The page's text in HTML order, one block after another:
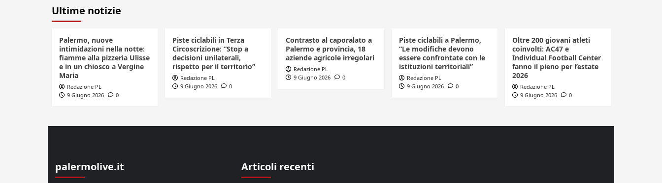
Ultime notizie
Palermo, nuove
intimidazioni nella notte:
fiamme alla pizzeria Ulisse
e in un chiosco a Vergine
Maria
Redazione PL
9 Giugno 2026
0
Piste ciclabili in Terza
Circoscrizione: “Stop a
decisioni unilaterali,
rispetto per il territorio”
Redazione PL
9 Giugno 2026
0
Contrasto al caporalato a
Palermo e provincia, 18
aziende agricole irregolari
Redazione PL
9 Giugno 2026
0
Piste ciclabili a Palermo,
“Le modifiche devono
essere confrontate con le
istituzioni territoriali”
Redazione PL
9 Giugno 2026
0
Oltre 200 giovani atleti
coinvolti: AC47 e
Individual Football Center
fanno il pieno per l’estate
2026
Redazione PL
9 Giugno 2026
0
palermolive.it Articoli recenti